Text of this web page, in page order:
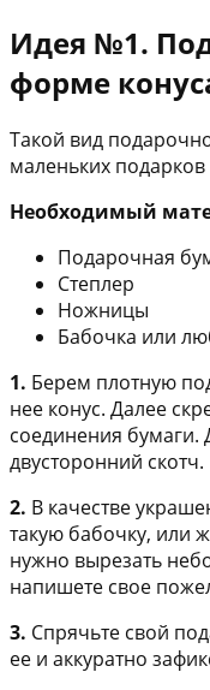
Идея №1.
форме
Такой вид
маленьких подарков
Необходимый
Подарочная
Степлер
Ножницы
Бабочка или
1. Берем плотную
нее конус. Далее
соединения бумаги.
двусторонний скотч.
2. В качестве
такую бабочку, или
нужно вырезать
напишете свое
3. Спрячьте свой
ее и аккуратно